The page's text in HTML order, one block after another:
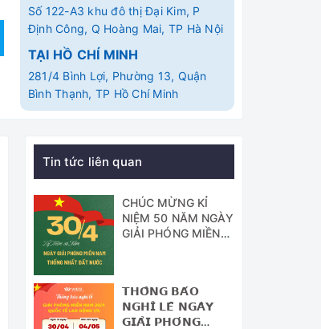
Số 122-A3 khu đô thị Đại Kim, P
Định Công, Q Hoàng Mai, TP Hà Nội
TẠI HỒ CHÍ MINH
281/4 Bình Lợi, Phường 13, Quận
Bình Thạnh, TP Hồ Chí Minh
Tin tức liên quan
CHÚC MỪNG KỈ
NIỆM 50 NĂM NGÀY
GIẢI PHÓNG MIỀN
𝗧𝗛𝗢̂𝗡𝗚 𝗕𝗔́𝗢
𝗡𝗚𝗛𝗜̉ 𝗟𝗘̂̃ 𝗡𝗚𝗔̀𝗬
𝗚𝗜𝗔̉𝗜 𝗣𝗛𝗢́𝗡𝗚